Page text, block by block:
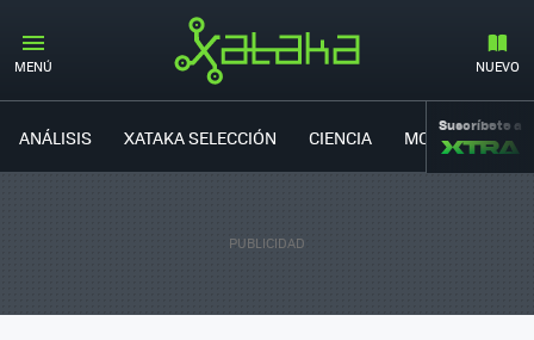
MENÚ NUEVO
ANÁLISIS XATAKA SELECCIÓN CIENCIA MOVILIDAD
Suscríbete a